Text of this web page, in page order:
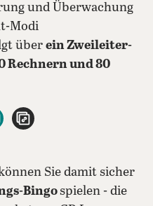
und Überwachung
Modi
über ein Zweileiter-
Rechnern und 80
teilen
per E-Mail teilen
Sie damit sicher
Bingospielen - die